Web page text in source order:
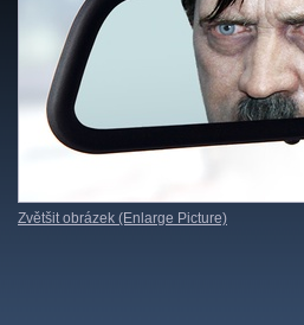
Zvětšit obrázek (Enlarge Picture)